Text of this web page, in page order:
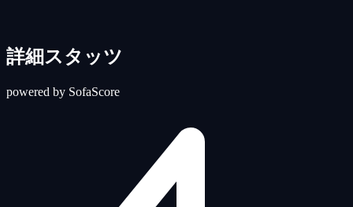
詳細スタッツ
powered by SofaScore